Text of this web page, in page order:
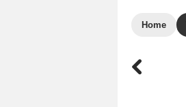
Home